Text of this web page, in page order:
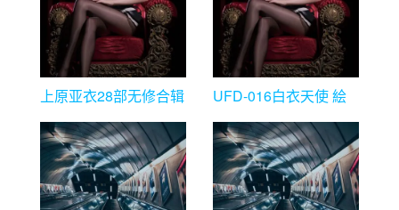
上原亚衣28部无修合辑
UFD-016白衣天使 絵